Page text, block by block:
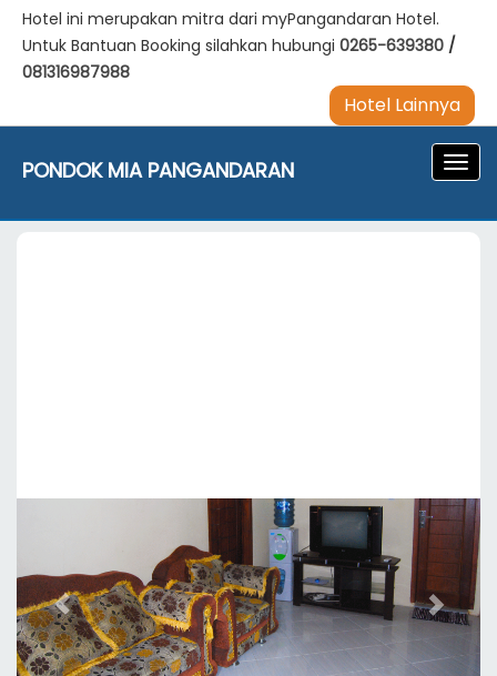
Hotel ini merupakan mitra dari myPangandaran Hotel.
Untuk Bantuan Booking silahkan hubungi 0265-639380 /
081316987988
Hotel Lainnya
PONDOK MIA PANGANDARAN